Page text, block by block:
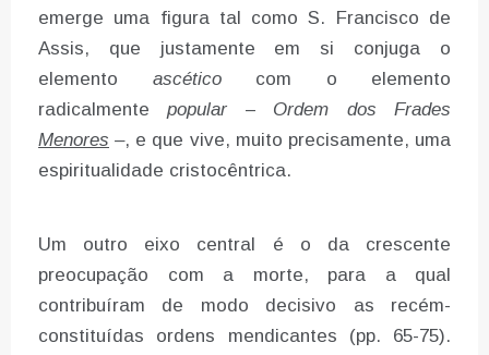
emerge uma figura tal como S. Francisco de
Assis, que justamente em si conjuga o
elemento ascéticocom o elemento
radicalmentepopular – Ordem dos Frades
Menores –, e que vive, muito precisamente, uma
espiritualidade cristocêntrica.
Um outro eixo central é o da crescente
preocupação com a morte, para a qual
contribuíram de modo decisivo as recém-
constituídas ordens mendicantes (pp. 65-75).